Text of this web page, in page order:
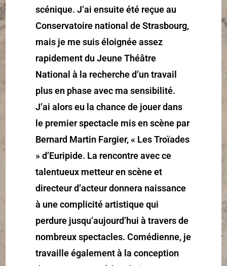
scénique. J’ai ensuite été reçue au
Conservatoire national de Strasbourg,
mais je me suis éloignée assez
rapidement du Jeune Théâtre
National à la recherche d’un travail
plus en phase avec ma sensibilité.
J’ai alors eu la chance de jouer dans
le premier spectacle mis en scène par
Bernard Martin Fargier, « Les Troïades
» d’Euripide. La rencontre avec ce
talentueux metteur en scène et
directeur d’acteur donnera naissance
à une complicité artistique qui
perdure jusqu’aujourd’hui à travers de
nombreux spectacles. Comédienne, je
travaille également à la conception